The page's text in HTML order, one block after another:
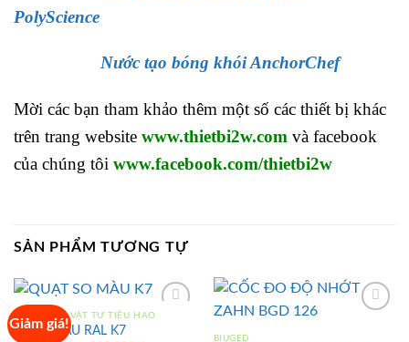
PolyScience
Nước tạo bóng khói AnchorChef
Mời các bạn tham khảo thêm một số các thiết bị khác
trên trang website www.thietbi2w.com và facebook
của chúng tôi www.facebook.com/thietbi2w
SẢN PHẨM TƯƠNG TỰ
Giảm giá!
DỤNG CỤ - VẬT TƯ TIÊU HAO
QUẠT MÀU RAL K7
BIUGED